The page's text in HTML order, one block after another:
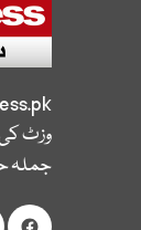
وزٹ
جملہ